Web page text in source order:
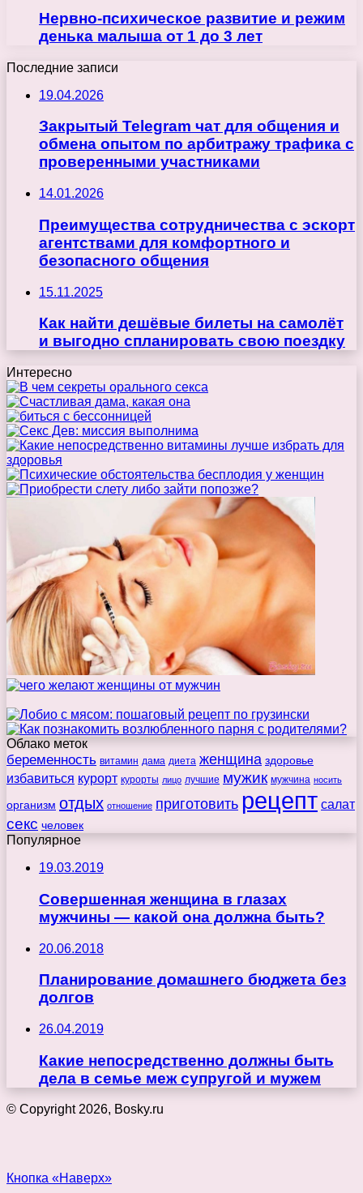
Нервно-психическое развитие и режим
денька малыша от 1 до 3 лет
Последние записи
19.04.2026
Закрытый Telegram чат для общения и
обмена опытом по арбитражу трафика с
проверенными участниками
14.01.2026
Преимущества сотрудничества с эскорт
агентствами для комфортного и
безопасного общения
15.11.2025
Как найти дешёвые билеты на самолёт
и выгодно спланировать свою поездку
Интересно
Облако меток
беременность витамин дама диета женщина здоровье
избавиться курорт курорты лицо лучшие мужик мужчина носить
организм отдых отношение приготовить рецепт салат
секс человек
Популярное
19.03.2019
Совершенная женщина в глазах
мужчины — какой она должна быть?
20.06.2018
Планирование домашнего бюджета без
долгов
26.04.2019
Какие непосредственно должны быть
дела в семье меж супругой и мужем
© Copyright 2026, Bosky.ru
Кнопка «Наверх»